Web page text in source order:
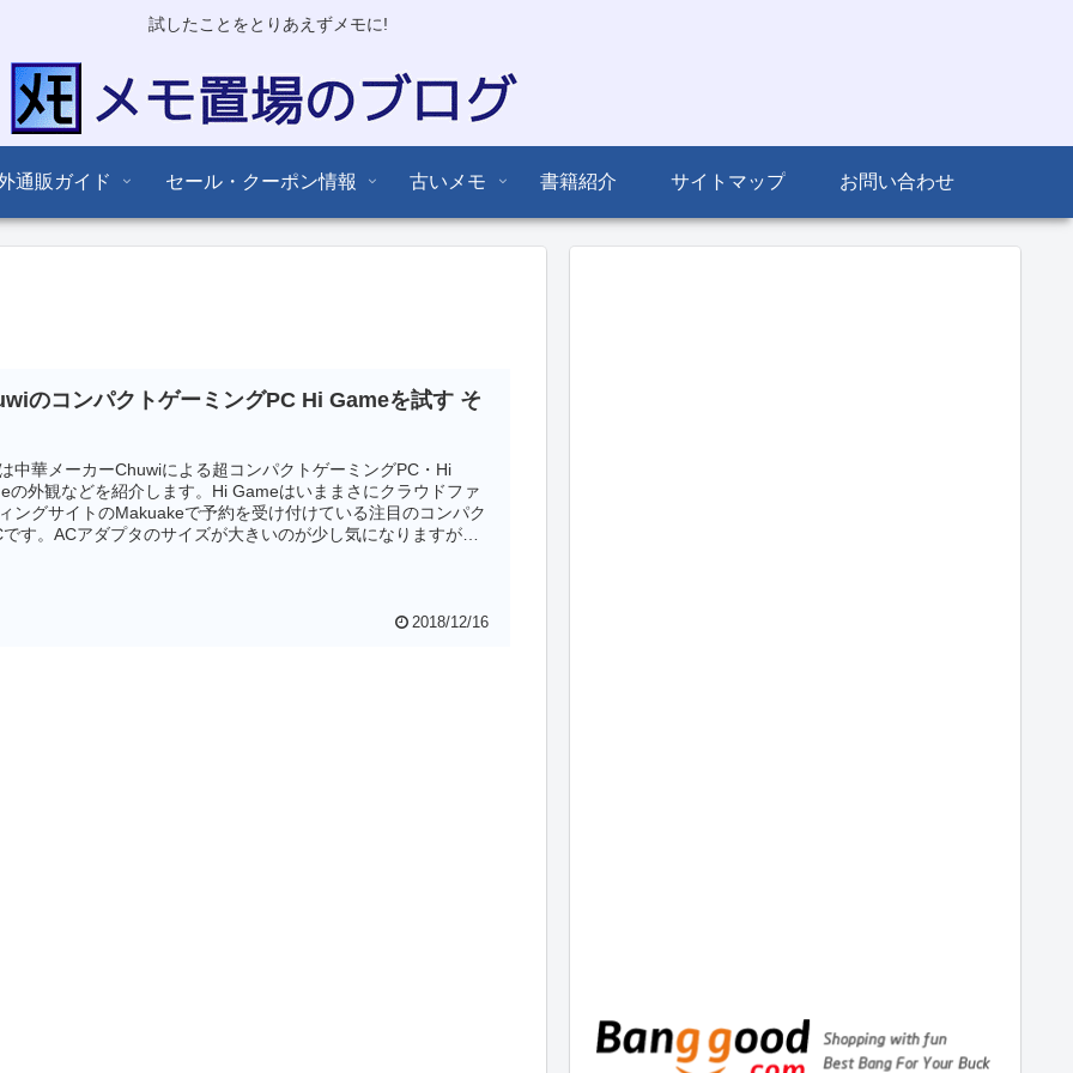
試したことをとりあえずメモに!
通販ガイド セール・クーポン情報 古いメモ 書籍紹介 サイトマップ お問い合わせ
のコンパクトゲーミングPC Hi Gameを試す そ
中華メーカーChuwiによる超コンパクトゲーミングPC・Hi
の外観などを紹介します。Hi Gameはいままさにクラウドファ
ングサイトのMakuakeで予約を受け付けている注目のコンパク
です。ACアダプタのサイズが大きいのが少し気になりますが、
2018/12/16